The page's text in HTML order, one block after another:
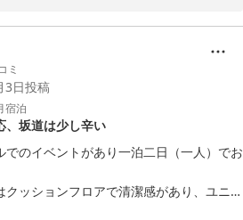
ると言われております。
見つかったのであれば幸いです。
り添ったホテルを目指し、これからも
ちしております。
ミ
3日投稿
宿泊
、坂道は少し辛い
のイベントがあり一泊二日（一人）でお
ッションフロアで清潔感があり、ユニッ